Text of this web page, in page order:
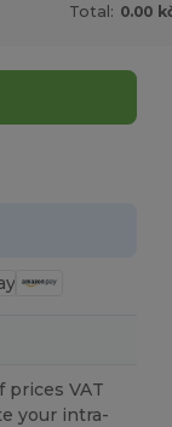
Total: 0.00
prices VAT
your intra-